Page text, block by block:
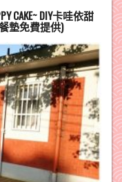
CAKE~ DIY卡哇依甜
墊免費提供)